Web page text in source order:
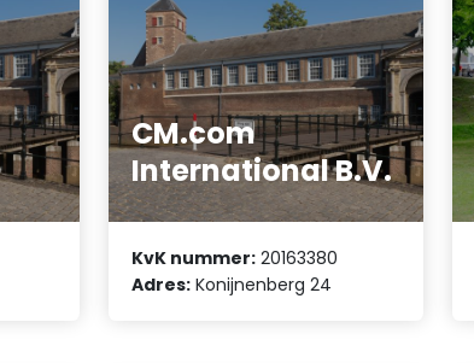
CM.com
International B.V.
KvK nummer: 20163380
Adres: Konijnenberg 24